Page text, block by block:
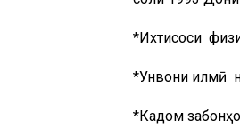
*Ихтисоси
*Унвони илмӣ
*Кадом